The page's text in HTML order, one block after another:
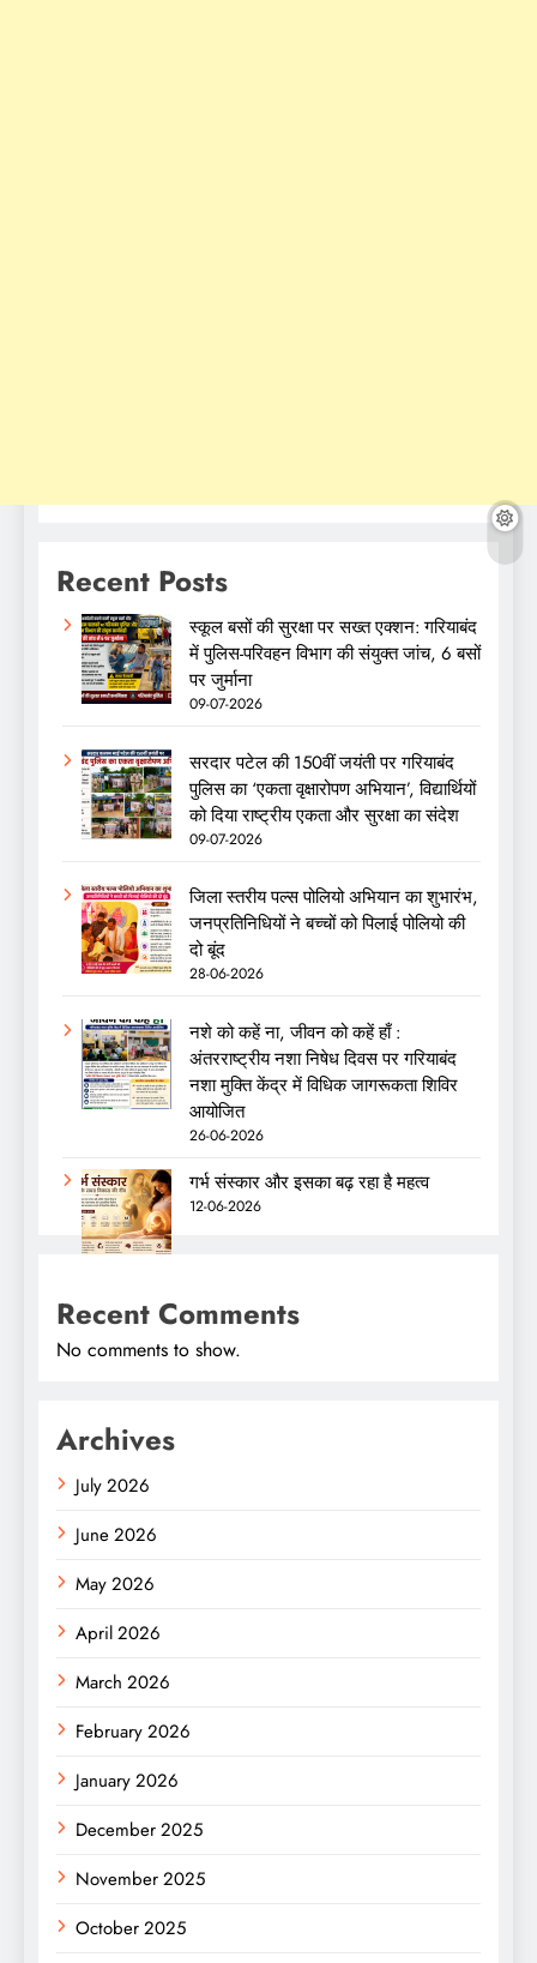
Recent Posts
स्कूल बसों की सुरक्षा पर सख्त एक्शन: गरियाबंद
में पुलिस-परिवहन विभाग की संयुक्त जांच, 6 बसों
पर जुर्माना
09-07-2026
सरदार पटेल की 150वीं जयंती पर गरियाबंद
पुलिस का ‘एकता वृक्षारोपण अभियान’, विद्यार्थियों
को दिया राष्ट्रीय एकता और सुरक्षा का संदेश
09-07-2026
जिला स्तरीय पल्स पोलियो अभियान का शुभारंभ,
जनप्रतिनिधियों ने बच्चों को पिलाई पोलियो की
दो बूंद
28-06-2026
नशे को कहें ना, जीवन को कहें हाँ :
अंतरराष्ट्रीय नशा निषेध दिवस पर गरियाबंद
नशा मुक्ति केंद्र में विधिक जागरूकता शिविर
आयोजित
26-06-2026
गर्भ संस्कार और इसका बढ़ रहा है महत्व
12-06-2026
Recent Comments
No comments to show.
Archives
July 2026
June 2026
May 2026
April 2026
March 2026
February 2026
January 2026
December 2025
November 2025
October 2025